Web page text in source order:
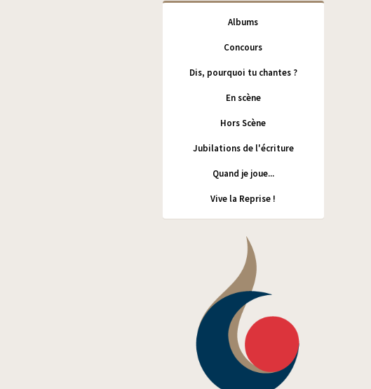
Albums
Concours
Dis, pourquoi tu chantes ?
En scène
Hors Scène
Jubilations de l'écriture
Quand je joue...
Vive la Reprise !